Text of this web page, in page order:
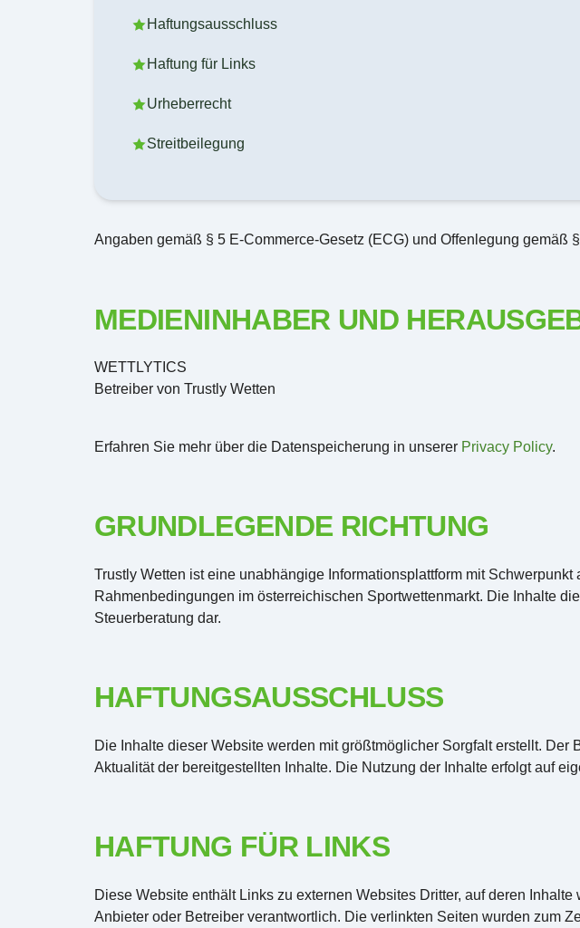
Haftungsausschluss
Haftung für Links
Urheberrecht
Streitbeilegung
Angaben gemäß § 5 E-Commerce-Gesetz (ECG) und Offenlegung gemäß
MEDIENINHABER UND
WETTLYTICS
Betreiber von Trustly Wetten
Erfahren Sie mehr über die Datenspeicherung in unserer Privacy Policy.
GRUNDLEGENDE RICHTUNG
Trustly Wetten ist eine unabhängige Informationsplattform mit
Rahmenbedingungen im österreichischen Sportwettenmarkt. Die Inhalte
Steuerberatung dar.
HAFTUNGSAUSSCHLUSS
Die Inhalte dieser Website werden mit größtmöglicher Sorgfalt erstellt.
Aktualität der bereitgestellten Inhalte. Die Nutzung der Inhalte erfolgt auf
HAFTUNG FÜR LINKS
Diese Website enthält Links zu externen Websites Dritter, auf deren
Anbieter oder Betreiber verantwortlich. Die verlinkten Seiten wurden zum